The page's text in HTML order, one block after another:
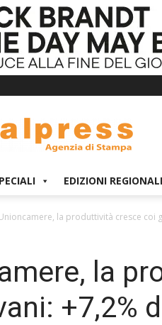
EDIZIONI REGIONALI
la produttività cresce coi
la
+7,2%